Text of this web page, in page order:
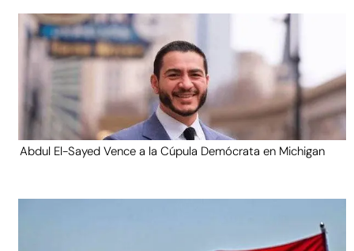
Abdul El-Sayed Vence a la Cúpula Demócrata en Michigan